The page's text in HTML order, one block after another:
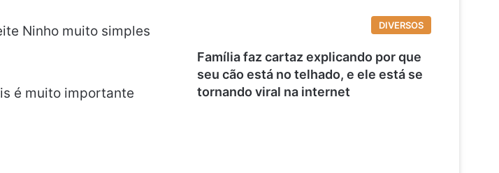
Ninho muito simples
é muito importante
DIVERSOS
Família faz cartaz explicando por que
seu cão está no telhado, e ele está se
tornando viral na internet